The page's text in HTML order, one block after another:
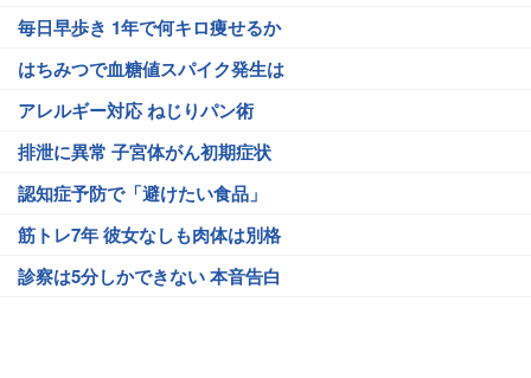
毎日早歩き 1年で何キロ痩せるか
はちみつで血糖値スパイク発生は
アレルギー対応 ねじりパン術
排泄に異常 子宮体がん初期症状
認知症予防で「避けたい食品」
筋トレ7年 彼女なしも肉体は別格
診察は5分しかできない 本音告白